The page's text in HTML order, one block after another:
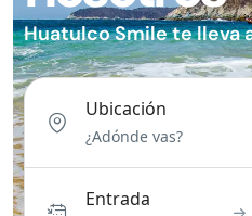
Huatulco Smile te lleva
Ubicación
Entrada